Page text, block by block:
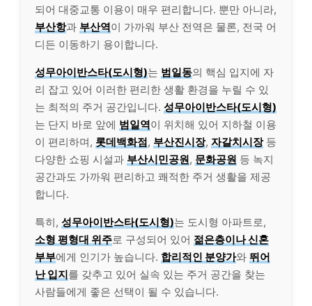
되어 대중교통 이용이 매우 편리합니다. 뿐만 아니라,
부산항과 부산역이 가까워 부산 전역은 물론, 전국 어
디든 이동하기 용이합니다.
성무아이반스타(도시형)는 범일동의 핵심 입지에 자
리 잡고 있어 이러한 편리한 생활 환경을 누릴 수 있
는 최적의 주거 공간입니다. 성무아이반스타(도시형)
는 단지 바로 앞에 범일역이 위치해 있어 지하철 이용
이 편리하며, 롯데백화점, 부산진시장, 자갈치시장등
다양한 쇼핑 시설과 부산시민공원, 문화공원 등 녹지
공간과도 가까워 편리하고 쾌적한 주거 생활을 제공
합니다.
특히, 성무아이반스타(도시형)는 도시형 아파트로,
소형 평형대 위주로 구성되어 있어 젊은층이나 신혼
부부에게 인기가 높습니다. 합리적인 분양가와 뛰어
난 입지를 갖추고 있어 실속 있는 주거 공간을 찾는
사람들에게 좋은 선택이 될 수 있습니다.